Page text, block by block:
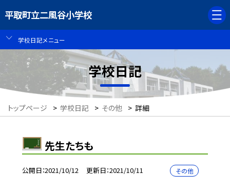
平取町立二風谷小学校
学校日記メニュー
学校日記
トップページ > 学校日記 > その他 > 詳細
先生たちも
公開日 2021/10/12 更新日 2021/10/11 その他